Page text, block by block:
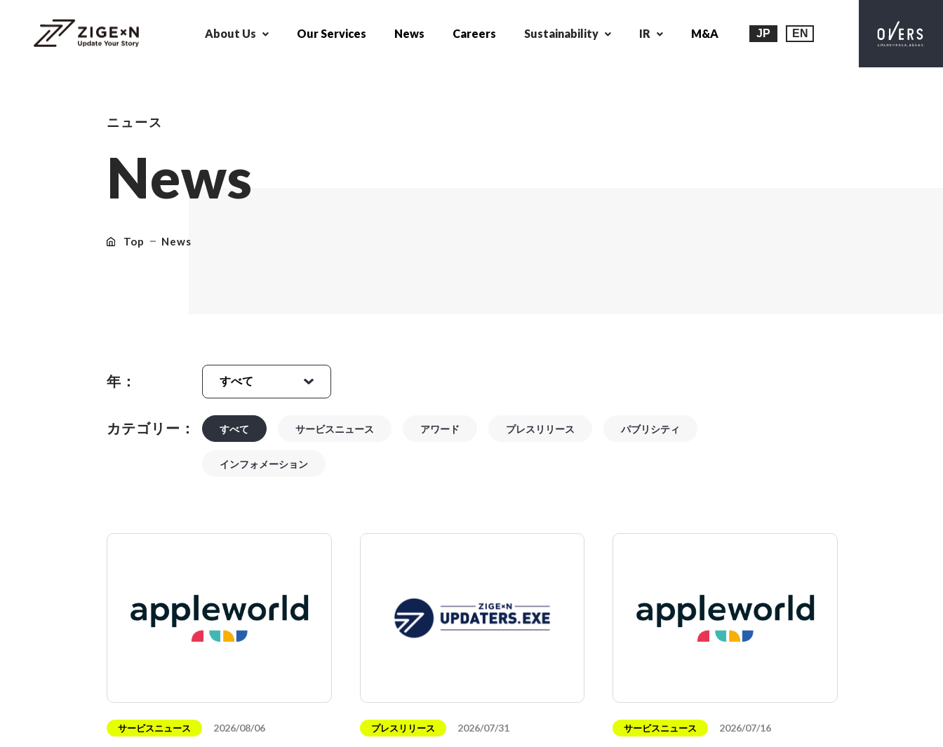
About Us Our Services News Careers Sustainability IR M&A JP EN
ニュース
News
Top News
年：
カテゴリー： すべて サービスニュース アワード プレスリリース パブリシティ
インフォメーション
サービスニュース 2026/08/06 プレスリリース 2026/07/31 サービスニュース 2026/07/16